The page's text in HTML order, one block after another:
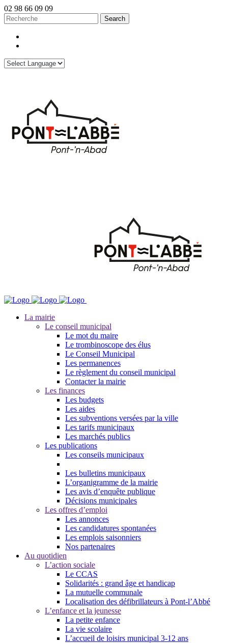
02 98 66 09 09
La mairie
Le conseil municipal
Le mot du maire
Le trombinoscope des élus
Le Conseil Municipal
Les permanences
Le règlement du conseil municipal
Contacter la mairie
Les finances
Les budgets
Les aides
Les subventions versées par la ville
Les tarifs municipaux
Les marchés publics
Les publications
Les conseils municipaux
Les bulletins municipaux
L’organigramme de la mairie
Les avis d’enquête publique
Décisions municipales
Les offres d’emploi
Les annonces
Les candidatures spontanées
Les emplois saisonniers
Nos partenaires
Au quotidien
L’action sociale
Le CCAS
Solidarités : grand âge et handicap
La mutuelle communale
Localisation des défibrillateurs à Pont-l’Abbé
L’enfance et la jeunesse
La petite enfance
La vie scolaire
L’accueil de loisirs municipal 3-12 ans